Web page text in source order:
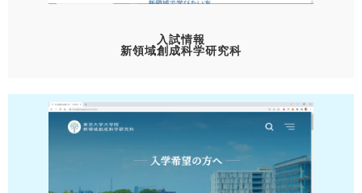
入試情報
新領域創成科学研究科